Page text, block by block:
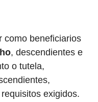
como beneficiarios
, descendientes e
o tutela,
exigidos.